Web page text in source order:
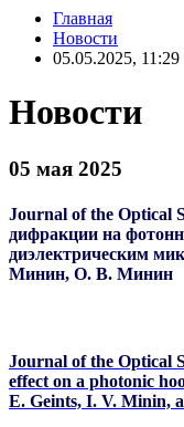
Главная
Новости
05.05.2025, 11:29
Новости
05 мая 2025
Journal of the Optical
дифракции на
диэлектрическим
Минин, О. В. Минин
Journal of the Optical
effect on a photonic
E. Geints, I. V. Minin,